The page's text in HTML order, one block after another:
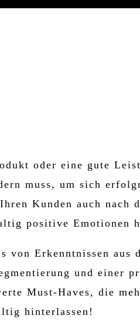
oder eine gute
muss, um sich
Kunden auch nach
positive Emotionen
von Erkenntnissen aus
und einer
Must-Haves, die
hinterlassen!